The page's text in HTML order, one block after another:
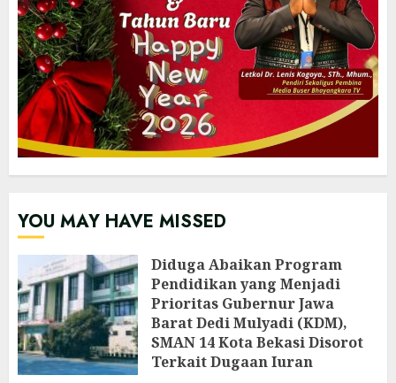
YOU MAY HAVE MISSED
‎Diduga Abaikan Program
Pendidikan yang Menjadi
Prioritas Gubernur Jawa
Barat Dedi Mulyadi (KDM),
SMAN 14 Kota Bekasi Disorot
Terkait Dugaan Iuran